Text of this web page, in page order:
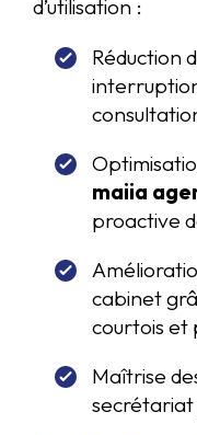
d’utilisation :
Réduction
maiia
proactive
cabinet
courtois et
Maîtrise
secrétariat